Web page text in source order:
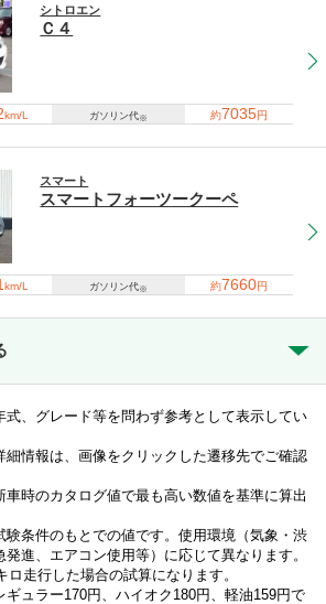
シトロエン
Ｃ４
km/L ガソリン代※ 約7035円
スマート
スマートフォーツークーペ
km/L ガソリン代※ 約7660円
式、グレード等を問わず参考として表示してい
細情報は、画像をクリックした遷移先でご確認
車時のカタログ値で最も高い数値を基準に算出
験条件のもとでの値です。使用環境（気象・渋
進、エアコン使用等）に応じて異なります。
ロ走行した場合の試算になります。
ギュラー170円、ハイオク180円、軽油159円で